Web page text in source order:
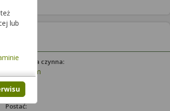
Substancja czynna:
Ramiprilum
Dawka:
5 mg
Postać:
lub